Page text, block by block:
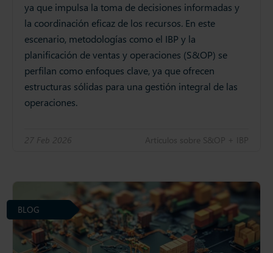
ya que impulsa la toma de decisiones informadas y
la coordinación eficaz de los recursos. En este
escenario, metodologías como el IBP y la
planificación de ventas y operaciones (S&OP) se
perfilan como enfoques clave, ya que ofrecen
estructuras sólidas para una gestión integral de las
operaciones.
27 Feb 2026 Artículos sobre S&OP + IBP
BLOG